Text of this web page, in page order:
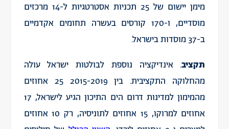
מימן יישום של 25 תכניות אסטרטגיות ל-14 מרכזים
מוסדיים, ו-170 קורסים בעשרה תחומים אקדמיים
ב-37 מוסדות בישראל.
תקציב. אינדיקציה נוספת לבולטות ישראל עולה
מהחלוקה התקציבית. בין 2015-2019 25 אחוזים
מהמימון למדינות דרום הים התיכון הגיע לישראל, 17
אחוזים למרוקו, 15 אחוזים לתוניסיה, רק 10 אחוזים